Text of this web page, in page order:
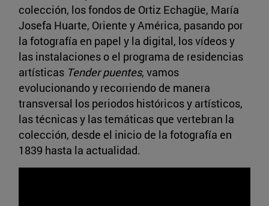
colección, los fondos de Ortiz Echagüe, María
Josefa Huarte, Oriente y América, pasando por
la fotografía en papel y la digital, los vídeos y
las instalaciones o el programa de residencias
artísticas Tender puentes, vamos
evolucionando y recorriendo de manera
transversal los periodos históricos y artísticos,
las técnicas y las temáticas que vertebran la
colección, desde el inicio de la fotografía en
1839 hasta la actualidad.